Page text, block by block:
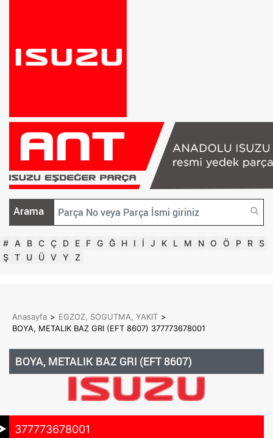
Arama
# A B C Ç D E F G Ğ H I İ J K L M N O Ö P R S
Ş T U Ü V Y Z
Anasayfa > EGZOZ, SOGUTMA, YAKIT >
BOYA, METALIK BAZ GRI (EFT 8607) 377773678001
BOYA, METALIK BAZ GRI (EFT 8607)
377773678001